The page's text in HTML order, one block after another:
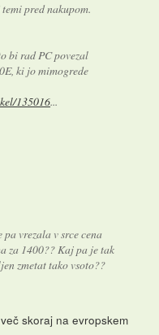
pred nakupom.
bi rad PC povezal
ki jo mimogrede
135016...
vrezala v srce cena
za 1400?? Kaj pa je tak
zmetat tako vsoto??
skoraj na evropskem